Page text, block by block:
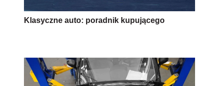
Klasyczne auto: poradnik kupującego